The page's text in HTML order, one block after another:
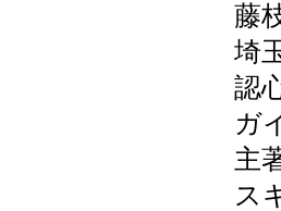
藤
埼
認
ガ
主
ス